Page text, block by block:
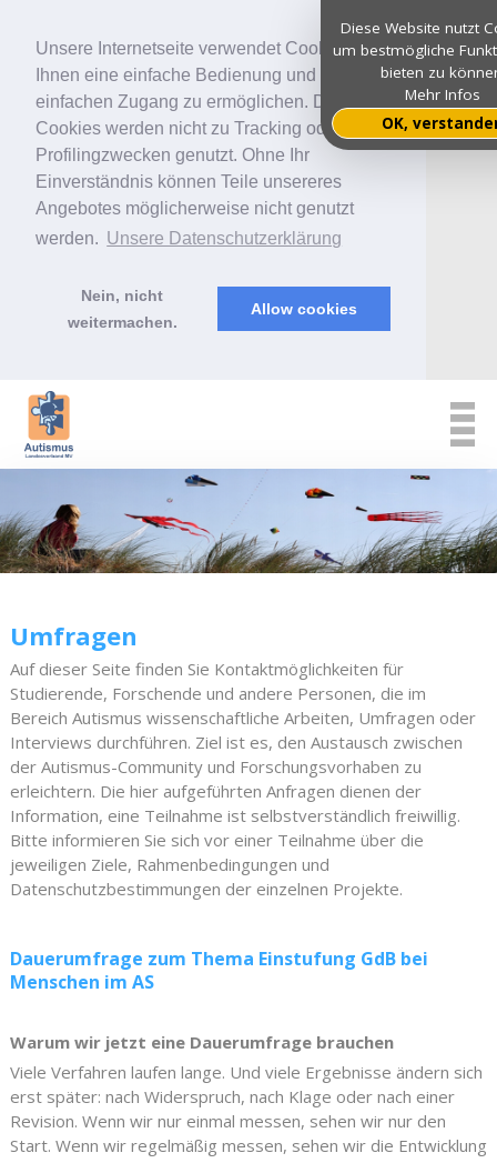
Unsere Internetseite verwendet Cookies, um
Ihnen eine einfache Bedienung und
einfachen Zugang zu ermöglichen. Diese
Cookies werden nicht zu Tracking oder
Profilingzwecken genutzt. Ohne Ihr
Einverständnis können Teile unsereres
Angebotes möglicherweise nicht genutzt
werden. Unsere Datenschutzerklärung
Nein, nicht
weitermachen.
Allow cookies
Umfragen
Auf dieser Seite finden Sie Kontaktmöglichkeiten für
Studierende, Forschende und andere Personen, die im
Bereich Autismus wissenschaftliche Arbeiten, Umfragen oder
Interviews durchführen. Ziel ist es, den Austausch zwischen
der Autismus-Community und Forschungsvorhaben zu
erleichtern. Die hier aufgeführten Anfragen dienen der
Information, eine Teilnahme ist selbstverständlich freiwillig.
Bitte informieren Sie sich vor einer Teilnahme über die
jeweiligen Ziele, Rahmenbedingungen und
Datenschutzbestimmungen der einzelnen Projekte.
Dauerumfrage zum Thema Einstufung GdB bei
Menschen im AS
Warum wir jetzt eine Dauerumfrage brauchen
Viele Verfahren laufen lange. Und viele Ergebnisse ändern sich
erst später: nach Widerspruch, nach Klage oder nach einer
Revision. Wenn wir nur einmal messen, sehen wir nur den
Start. Wenn wir regelmäßig messen, sehen wir die Entwicklung
Diese Website nutzt
um bestmögliche
bieten zu
Mehr Infos
OK,